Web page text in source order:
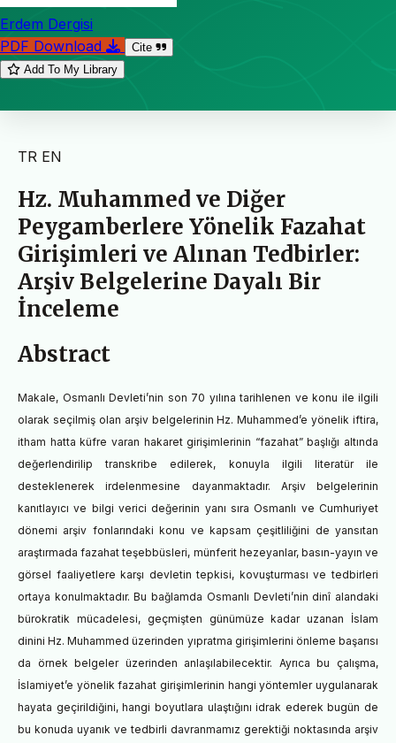
Erdem Dergisi
PDF Download
Cite
Add To My Library
TR EN
Hz. Muhammed ve Diğer
Peygamberlere Yönelik Fazahat
Girişimleri ve Alınan Tedbirler:
Arşiv Belgelerine Dayalı Bir
İnceleme
Abstract
Makale, Osmanlı Devleti’nin son 70 yılına tarihlenen ve konu ile ilgili
olarak seçilmiş olan arşiv belgelerinin Hz. Muhammed’e yönelik iftira,
itham hatta küfre varan hakaret girişimlerinin “fazahat” başlığı altında
değerlendirilip transkribe edilerek, konuyla ilgili literatür ile
desteklenerek irdelenmesine dayanmaktadır. Arşiv belgelerinin
kanıtlayıcı ve bilgi verici değerinin yanı sıra Osmanlı ve Cumhuriyet
dönemi arşiv fonlarındaki konu ve kapsam çeşitliliğini de yansıtan
araştırmada fazahat teşebbüsleri, münferit hezeyanlar, basın-yayın ve
görsel faaliyetlere karşı devletin tepkisi, kovuşturması ve tedbirleri
ortaya konulmaktadır. Bu bağlamda Osmanlı Devleti’nin dinî alandaki
bürokratik mücadelesi, geçmişten günümüze kadar uzanan İslam
dinini Hz. Muhammed üzerinden yıpratma girişimlerini önleme başarısı
da örnek belgeler üzerinden anlaşılabilecektir. Ayrıca bu çalışma,
İslamiyet’e yönelik fazahat girişimlerinin hangi yöntemler uygulanarak
hayata geçirildiğini, hangi boyutlara ulaştığını idrak ederek bugün de
bu konuda uyanık ve tedbirli davranmamız gerektiği noktasında arşiv